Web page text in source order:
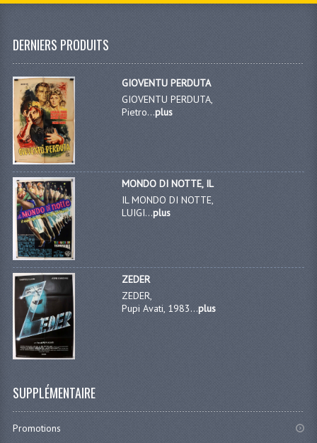
DERNIERS PRODUITS
GIOVENTU PERDUTA
GIOVENTU PERDUTA,
Pietro...plus
MONDO DI NOTTE, IL
IL MONDO DI NOTTE,
LUIGI...plus
ZEDER
ZEDER,
Pupi Avati, 1983...plus
SUPPLÉMENTAIRE
Promotions